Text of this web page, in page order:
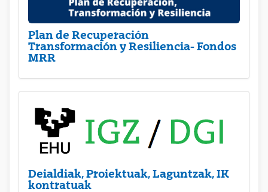
Plan de Recuperación
Transformación y Resiliencia- Fondos
MRR
Deialdiak, Proiektuak, Laguntzak, IK
kontratuak